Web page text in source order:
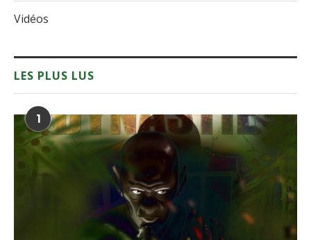
Vidéos
LES PLUS LUS
1